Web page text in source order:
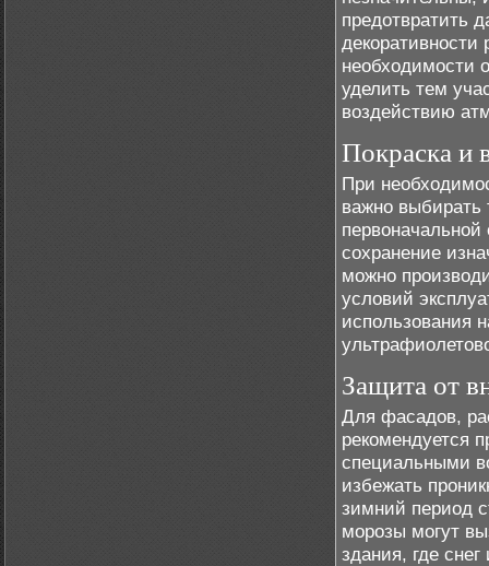
предотвратить
необходимости
уделить тем
воздействию
Покраска и
При
важно выбирать
сохранение
можно
условий
использования
Защита от
Для фасадов,
рекомендуется
специальными
избежать
зимний период
морозы могут
здания, где